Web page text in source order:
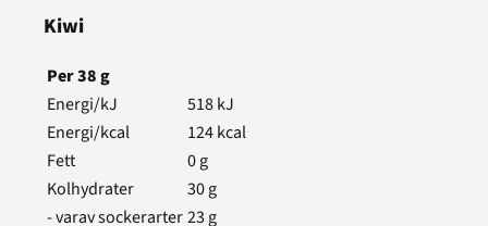
Kiwi
Per38g
Energi/kJ
518kJ
Energi/kcal
124kcal
Fett
0g
Kolhydrater
30g
- varav sockerarter23 g